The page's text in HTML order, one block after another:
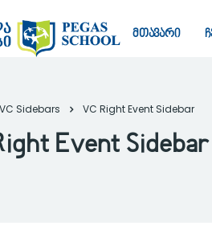
მთავარი
VC Sidebars VC Right Event Sidebar
Event Sidebar